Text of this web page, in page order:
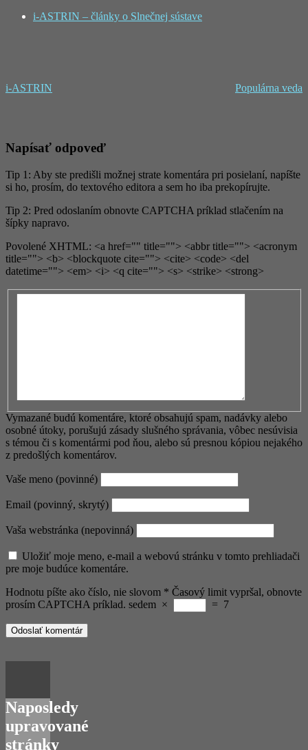
i-ASTRIN – články o Slnečnej sústave
i-ASTRIN Populárna veda
Napísať odpoveď
Tip 1: Aby ste predišli možnej strate komentára pri posielaní, napíšte
si ho, prosím, do textového editora a sem ho iba prekopírujte.
Tip 2: Pred odoslaním obnovte CAPTCHA príklad stlačením na
šípky napravo.
Povolené XHTML: <a href="" title=""> <abbr title=""> <acronym
title=""> <b> <blockquote cite=""> <cite> <code> <del
datetime=""> <em> <i> <q cite=""> <s> <strike> <strong>
Vymazané budú komentáre, ktoré obsahujú spam, nadávky alebo
osobné útoky, porušujú zásady slušného správania, vôbec nesúvisia
s témou či s komentármi pod ňou, alebo sú presnou kópiou nejakého
z predošlých komentárov.
Vaše meno (povinné)
Email (povinný, skrytý)
Vaša webstránka (nepovinná)
Uložiť moje meno, e-mail a webovú stránku v tomto prehliadači
pre moje budúce komentáre.
Hodnotu píšte ako číslo, nie slovom * Časový limit vypršal, obnovte
prosím CAPTCHA príklad. sedem × = 7
Naposledy
upravované
stránky